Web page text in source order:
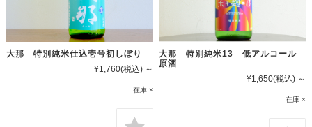
大那 特別純米仕込壱号初しぼり
¥1,760(税込) ～
在庫 ×
大那 特別純米13 低アルコール
原酒
¥1,650(税込) ～
在庫 ×